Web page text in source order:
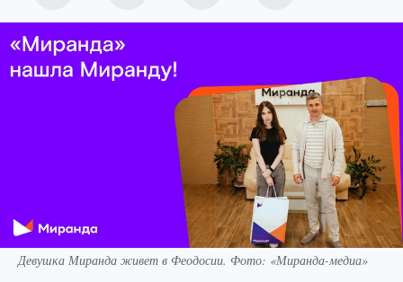
Девушка Миранда живет в Феодосии. Фото: «Миранда-медиа»